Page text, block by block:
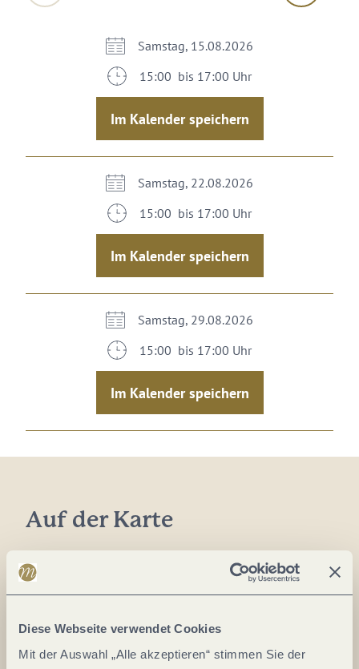
Diese Webseite verwendet Cookies
Mit der Auswahl „Alle akzeptieren“ stimmen Sie der
Samstag, 15.08.2026
15:00 bis 17:00 Uhr
Im Kalender speichern
Samstag, 22.08.2026
15:00 bis 17:00 Uhr
Im Kalender speichern
Samstag, 29.08.2026
15:00 bis 17:00 Uhr
Im Kalender speichern
Auf der Karte
Gästehaus Cantzheim
Weinstr. 4
DE